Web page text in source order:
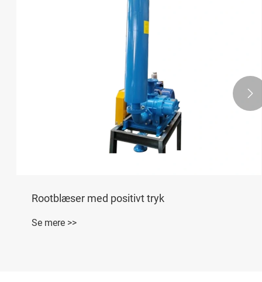
Rootblæser med positivt tryk
Se mere >>
